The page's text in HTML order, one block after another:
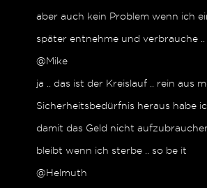
aber auch kein Problem wenn ich
später entnehme und verbrauche ..
@Mike
ja .. das ist der Kreislauf .. rein aus
Sicherheitsbedürfnis heraus habe
damit das Geld nicht
bleibt wenn ich sterbe .. so be it
@Helmuth